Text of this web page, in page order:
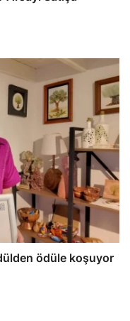
ödüle koşuyor